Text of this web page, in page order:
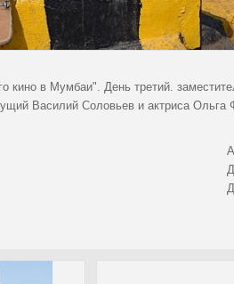
кино в Мумбаи". День третий.
Василий Соловьев и актриса Ольга